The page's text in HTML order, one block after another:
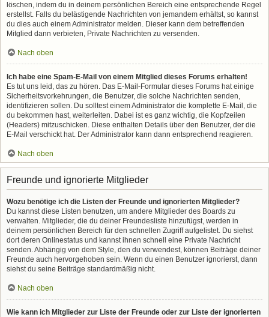
löschen, indem du in deinem persönlichen Bereich eine entsprechende Regel
erstellst. Falls du belästigende Nachrichten von jemandem erhältst, so kannst
du dies auch einem Administrator melden. Dieser kann dem betreffenden
Mitglied dann verbieten, Private Nachrichten zu versenden.
Nach oben
Ich habe eine Spam-E-Mail von einem Mitglied dieses Forums erhalten!
Es tut uns leid, das zu hören. Das E-Mail-Formular dieses Forums hat einige
Sicherheitsvorkehrungen, die Benutzer, die solche Nachrichten senden,
identifizieren sollen. Du solltest einem Administrator die komplette E-Mail, die
du bekommen hast, weiterleiten. Dabei ist es ganz wichtig, die Kopfzeilen
(Headers) mitzuschicken. Diese enthalten Details über den Benutzer, der die
E-Mail verschickt hat. Der Administrator kann dann entsprechend reagieren.
Nach oben
Freunde und ignorierte Mitglieder
Wozu benötige ich die Listen der Freunde und ignorierten Mitglieder?
Du kannst diese Listen benutzen, um andere Mitglieder des Boards zu
verwalten. Mitglieder, die du deiner Freundesliste hinzufügst, werden in
deinem persönlichen Bereich für den schnellen Zugriff aufgelistet. Du siehst
dort deren Onlinestatus und kannst ihnen schnell eine Private Nachricht
senden. Abhängig von dem Style, den du verwendest, können Beiträge deiner
Freunde auch hervorgehoben sein. Wenn du einen Benutzer ignorierst, dann
siehst du seine Beiträge standardmäßig nicht.
Nach oben
Wie kann ich Mitglieder zur Liste der Freunde oder zur Liste der ignorierten